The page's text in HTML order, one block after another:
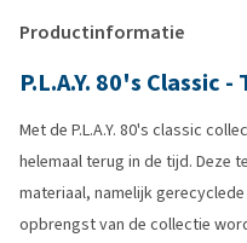
Productinformatie
P.L.A.Y. 80's Classic
Met de P.L.A.Y. 80's classic
helemaal terug in de tijd. Deze
materiaal, namelijk
opbrengst van de collectie